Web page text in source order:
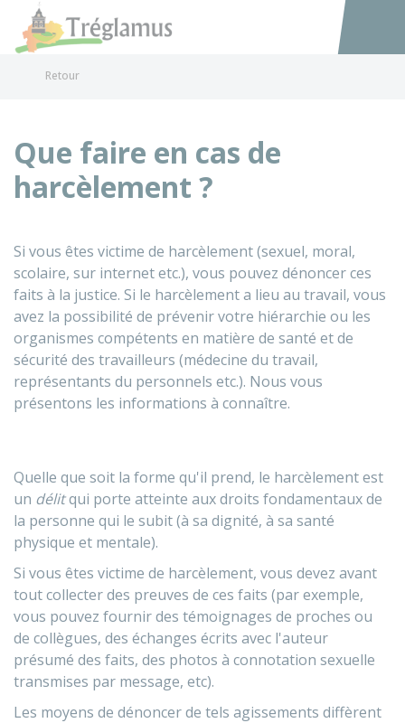
Accéder
Retour
Que faire en cas de
harcèlement ?
Si vous êtes victime de harcèlement (sexuel, moral,
scolaire, sur internet etc.), vous pouvez dénoncer ces
faits à la justice. Si le harcèlement a lieu au travail, vous
avez la possibilité de prévenir votre hiérarchie ou les
organismes compétents en matière de santé et de
sécurité des travailleurs (médecine du travail,
représentants du personnels etc.). Nous vous
présentons les informations à connaître.
Quelle que soit la forme qu'il prend, le harcèlement est
un délitqui porte atteinte aux droits fondamentaux de
la personne qui le subit (à sa dignité, à sa santé
physique et mentale).
Si vous êtes victime de harcèlement, vous devez avant
tout collecter des preuves de ces faits (par exemple,
vous pouvez fournir des témoignages de proches ou
de collègues, des échanges écrits avec l'auteur
présumé des faits, des photos à connotation sexuelle
transmises par message, etc).
Les moyens de dénoncer de tels agissements diffèrent